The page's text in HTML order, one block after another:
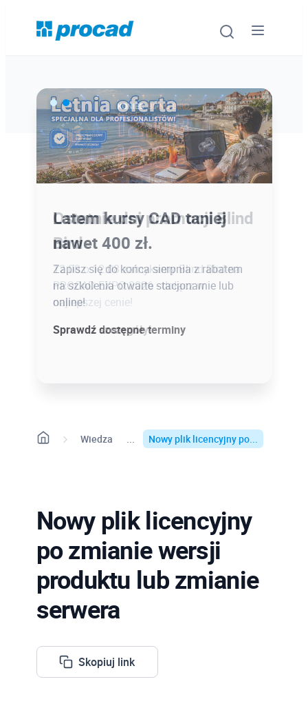
Ostatnie dni promocji Blind
Bird
12.08 o 12:08 zamykamy Blind Bird na
PROCAD EXPO 2026 - dołącz w
najlepszej cenie!
Sprawdź szczegóły!
Latem kursy CAD taniej
nawet 400 zł.
Zapisz się do końca sierpnia z rabatem
na szkolenia otwarte stacjonarnie lub
online!
Sprawdź dostępne terminy
Wiedza Nowy plik licencyjny po...
Nowy plik licencyjny
po zmianie wersji
produktu lub zmianie
serwera
Skopiuj link
Oprogramowanie
Szkolenia
Urządzenia i serwis